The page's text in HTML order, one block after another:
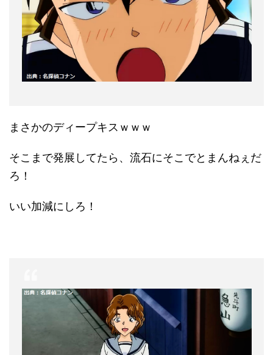
まさかのディープキスｗｗｗ
そこまで発展してたら、流石にそこでとまんねぇだ
ろ！
いい加減にしろ！